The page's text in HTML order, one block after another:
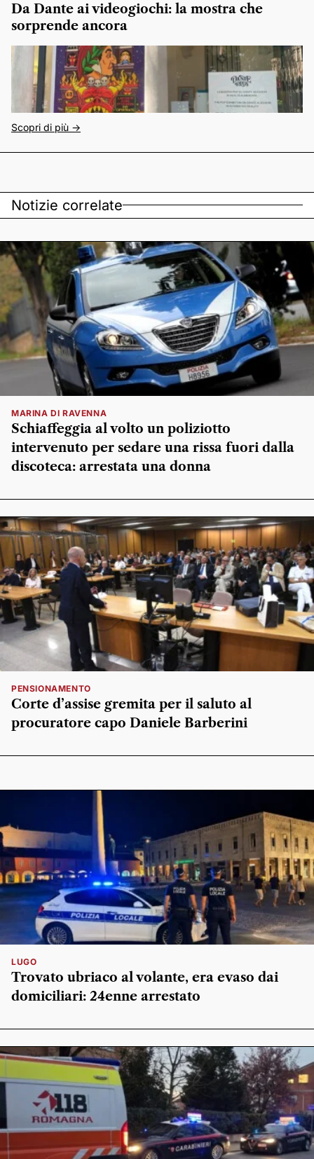
Da Dante ai videogiochi: la mostra che
sorprende ancora
Scopri di più ->
Notizie correlate
MARINA DI RAVENNA
Schiaffeggia al volto un poliziotto
intervenuto per sedare una rissa fuori dalla
discoteca: arrestata una donna
PENSIONAMENTO
Corte d’assise gremita per il saluto al
procuratore capo Daniele Barberini
LUGO
Trovato ubriaco al volante, era evaso dai
domiciliari: 24enne arrestato